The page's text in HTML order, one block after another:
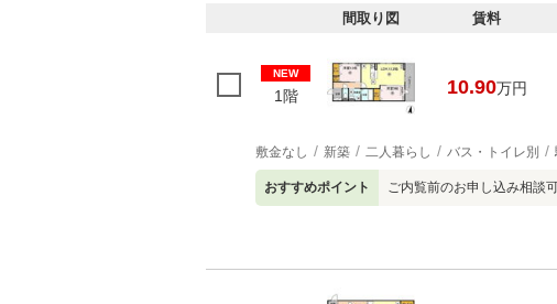
間取り図 賃料
NEW
1階 10.90万円
敷金なし 新築 二人暮らし バス・トイレ別
おすすめポイント ご内覧前のお申し込み相談